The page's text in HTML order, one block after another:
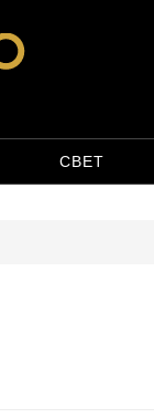
СВЕТ